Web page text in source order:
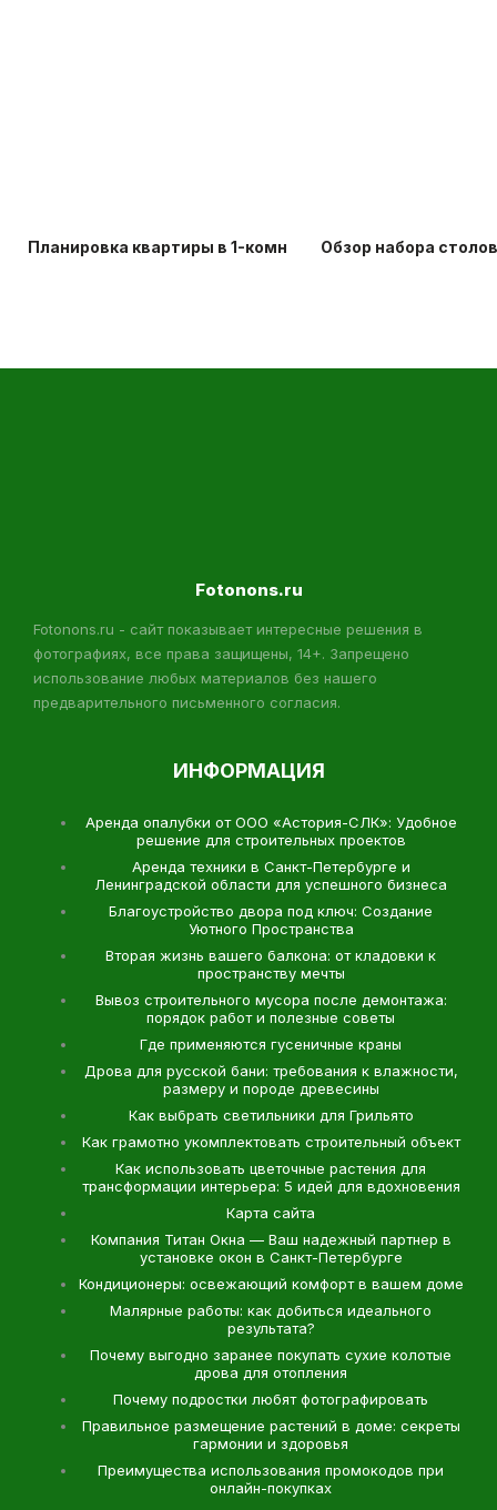
Планировка квартиры в 1-комнатной хрущевке: идеи
Обзор набора
Fotonons.ru
Fotonons.ru - сайт показывает интересные решения в
фотографиях, все права защищены, 14+. Запрещено
использование любых материалов без нашего
предварительного письменного согласия.
ИНФОРМАЦИЯ
Аренда опалубки от ООО «Астория-СЛК»: Удобное
решение для строительных проектов
Аренда техники в Санкт-Петербурге и
Ленинградской области для успешного бизнеса
Благоустройство двора под ключ: Создание
Уютного Пространства
Вторая жизнь вашего балкона: от кладовки к
пространству мечты
Вывоз строительного мусора после демонтажа:
порядок работ и полезные советы
Где применяются гусеничные краны
Дрова для русской бани: требования к влажности,
размеру и породе древесины
Как выбрать светильники для Грильято
Как грамотно укомплектовать строительный объект
Как использовать цветочные растения для
трансформации интерьера: 5 идей для вдохновения
Карта сайта
Компания Титан Окна — Ваш надежный партнер в
установке окон в Санкт-Петербурге
Кондиционеры: освежающий комфорт в вашем доме
Малярные работы: как добиться идеального
результата?
Почему выгодно заранее покупать сухие колотые
дрова для отопления
Почему подростки любят фотографировать
Правильное размещение растений в доме: секреты
гармонии и здоровья
Преимущества использования промокодов при
онлайн-покупках